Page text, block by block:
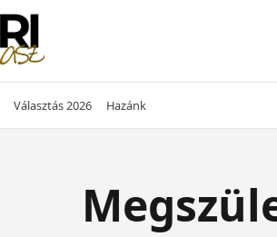
Választás 2026 Hazánk